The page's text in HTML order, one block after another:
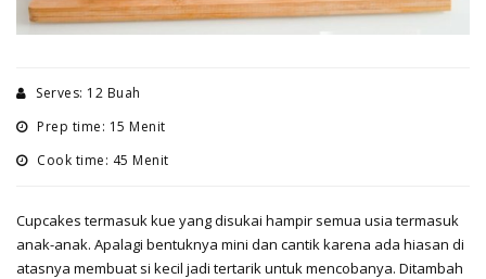
Serves: 12 Buah
Prep time: 15 Menit
Cook time: 45 Menit
Cupcakes termasuk kue yang disukai hampir semua usia termasuk
anak-anak. Apalagi bentuknya mini dan cantik karena ada hiasan di
atasnya membuat si kecil jadi tertarik untuk mencobanya. Ditambah